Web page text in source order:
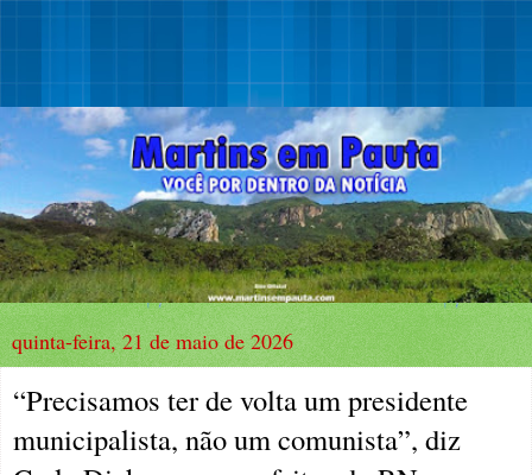
quinta-feira, 21 de maio de 2026
“Precisamos ter de volta um presidente
municipalista, não um comunista”, diz